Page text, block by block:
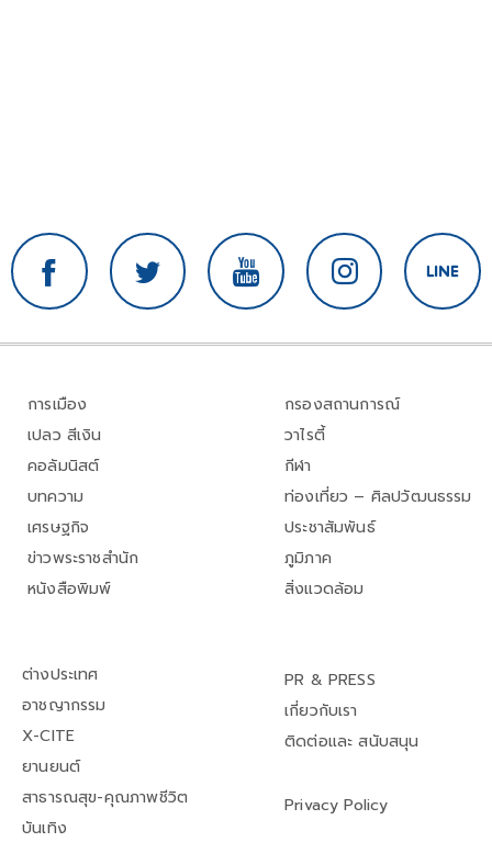
การเมือง
เปลว สีเงิน
คอลัมนิสต์
บทความ
เศรษฐกิจ
ข่าวพระราชสำนัก
หนังสือพิมพ์
กรองสถานการณ์
วาไรตี้
กีฬา
ท่องเที่ยว – ศิลปวัฒนธรรม
ประชาสัมพันธ์
ภูมิภาค
สิ่งแวดล้อม
ต่างประเทศ
อาชญากรรม
X-CITE
ยานยนต์
สาธารณสุข-คุณภาพชีวิต
บันเทิง
PR & PRESS
เกี่ยวกับเรา
ติดต่อและ สนับสนุน
Privacy Policy